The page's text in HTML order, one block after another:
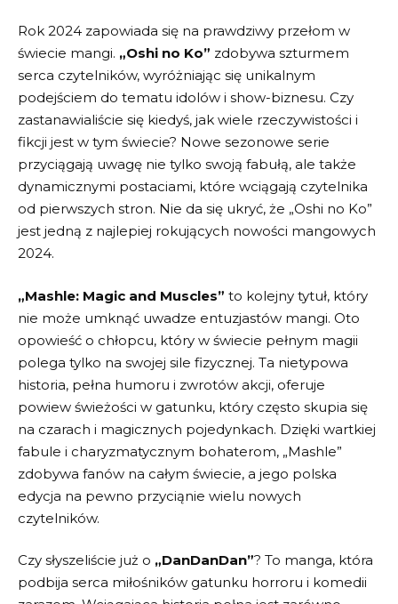
Rok 2024 zapowiada się ⁣na prawdziwy przełom w
⁣świecie mangi. „Oshi ​no Ko” ⁢zdobywa szturmem
‍serca czytelników, wyróżniając się unikalnym
podejściem do tematu idolów i show-biznesu. Czy
zastanawialiście‌ się ⁣kiedyś, ‌jak wiele rzeczywistości i
fikcji jest w tym świecie? Nowe sezonowe serie
przyciągają uwagę nie ⁣tylko swoją ​fabułą, ale także
dynamicznymi postaciami, które wciągają czytelnika
od pierwszych stron. Nie​ da się ukryć, że „Oshi no⁤ Ko”
⁢jest jedną​ z najlepiej rokujących nowości mangowych
2024.
„Mashle: ​Magic and ‌Muscles” to kolejny tytuł, który
nie może‌ umknąć ‍uwadze entuzjastów mangi. Oto
opowieść o chłopcu, ​który w ‍świecie pełnym magii
polega tylko ⁣na swojej sile fizycznej. Ta nietypowa
historia, pełna humoru i zwrotów akcji,⁤ oferuje
powiew​ świeżości w gatunku, ⁢który⁣ często skupia ⁣się
⁣na czarach​ i magicznych pojedynkach. Dzięki wartkiej
‌fabule i charyzmatycznym bohaterom, „Mashle”
zdobywa‍ fanów na całym świecie, a jego polska
edycja na pewno przyciąnie wielu nowych
czytelników.
Czy słyszeliście już o „DanDanDan”? ⁤To manga, która
podbija​ serca miłośników gatunku​ horroru i komedii